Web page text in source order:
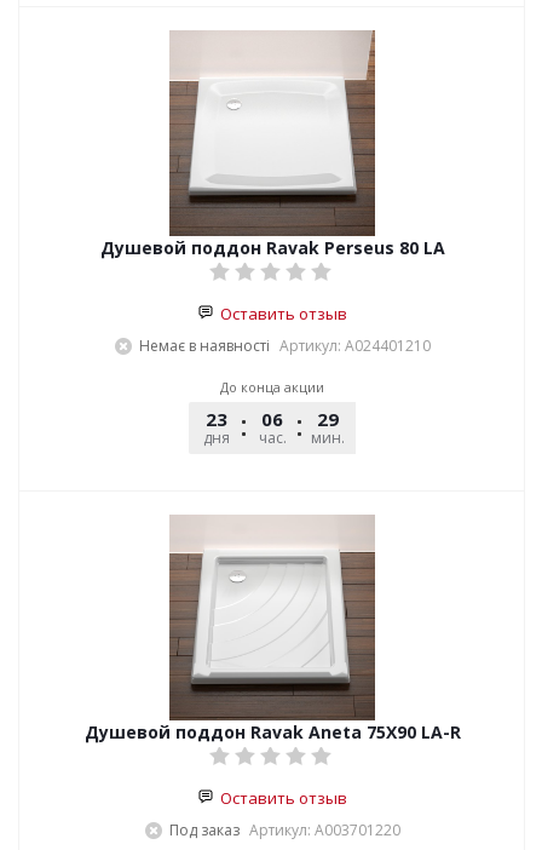
Душевой поддон Ravak Perseus 80 LA
Оставить отзыв
Немає в наявності Артикул: A024401210
До конца акции
23
дня
06
час.
29
мин.
Душевой поддон Ravak Aneta 75Х90 LA-R
Оставить отзыв
Под заказ Артикул: A003701220